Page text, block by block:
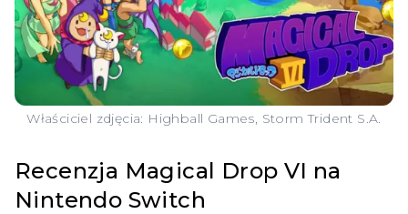
ARTYKUŁY
WSPARCIE
O NAS
ZALOGUJ
Właściciel zdjęcia: Highball Games, Storm Trident S.A.
Recenzja Magical Drop VI na
Nintendo Switch